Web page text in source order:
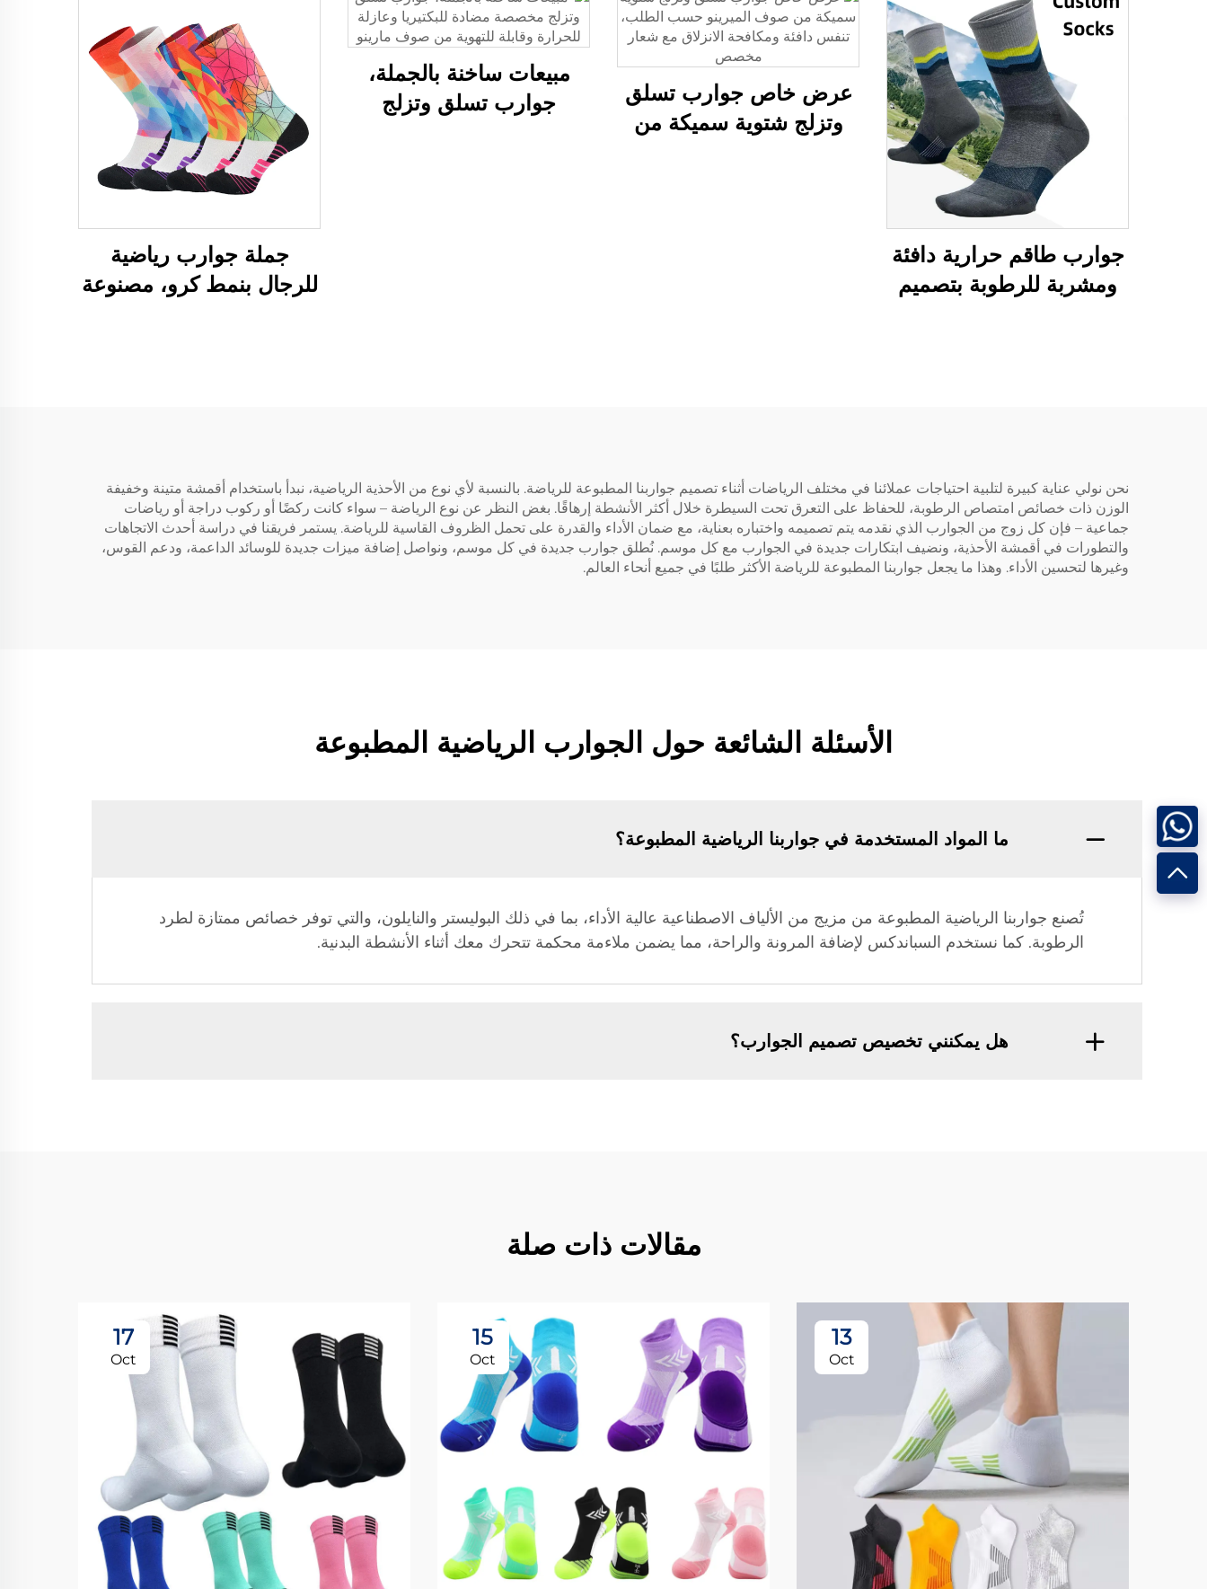
جوارب طاقم حرارية دافئة
ومشربة للرطوبة بتصميم
عرض خاص جوارب تسلق
وتزلج شتوية سميكة من
مبيعات ساخنة بالجملة،
جوارب تسلق وتزلج
جملة جوارب رياضية
للرجال بنمط كرو، مصنوعة
نحن نولي عناية كبيرة لتلبية احتياجات عملائنا في مختلف الرياضات أثناء تصميم جواربنا المطبوعة للرياضة. بالنسبة لأي نوع من الأحذية الرياضية، نبدأ باستخدام أقمشة متينة وخفيفة
الوزن ذات خصائص امتصاص الرطوبة، للحفاظ على التعرق تحت السيطرة خلال أكثر الأنشطة إرهاقًا. بغض النظر عن نوع الرياضة – سواء كانت ركضًا أو ركوب دراجة أو رياضات
جماعية – فإن كل زوج من الجوارب الذي نقدمه يتم تصميمه واختباره بعناية، مع ضمان الأداء والقدرة على تحمل الظروف القاسية للرياضة. يستمر فريقنا في دراسة أحدث الاتجاهات
والتطورات في أقمشة الأحذية، ونضيف ابتكارات جديدة في الجوارب مع كل موسم. نُطلق جوارب جديدة في كل موسم، ونواصل إضافة ميزات جديدة للوسائد الداعمة، ودعم القوس،
وغيرها لتحسين الأداء. وهذا ما يجعل جواربنا المطبوعة للرياضة الأكثر طلبًا في جميع أنحاء العالم.
الأسئلة الشائعة حول الجوارب الرياضية المطبوعة
ما المواد المستخدمة في جواربنا الرياضية المطبوعة؟
تُصنع جواربنا الرياضية المطبوعة من مزيج من الألياف الاصطناعية عالية الأداء، بما في ذلك البوليستر والنايلون، والتي توفر خصائص ممتازة لطرد
الرطوبة. كما نستخدم السباندكس لإضافة المرونة والراحة، مما يضمن ملاءمة محكمة تتحرك معك أثناء الأنشطة البدنية.
هل يمكنني تخصيص تصميم الجوارب؟
مقالات ذات صلة
13
Oct
15
Oct
17
Oct